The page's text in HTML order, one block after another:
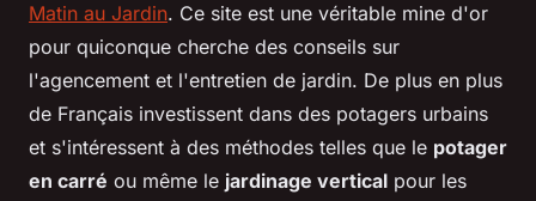
Matin au Jardin. Ce site est une véritable mine d'or
pour quiconque cherche des conseils sur
l'agencement et l'entretien de jardin. De plus en plus
de Français investissent dans des potagers urbains
et s'intéressent à des méthodes telles que le potager
en carré ou même le jardinage vertical pour les